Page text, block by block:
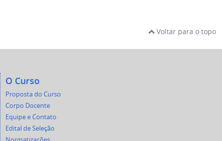
Voltar para o topo
O Curso
Proposta do Curso
Corpo Docente
Equipe e Contato
Edital de Seleção